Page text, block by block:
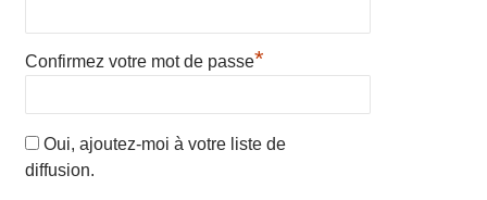
Confirmez votre mot de passe*
Oui, ajoutez-moi à votre liste de
diffusion.